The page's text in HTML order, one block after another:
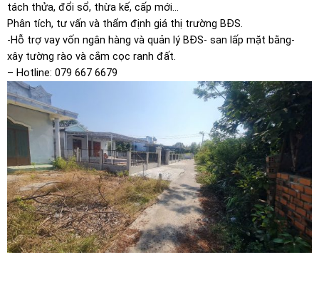
tách thửa, đổi sổ, thừa kế, cấp mới…
Phân tích, tư vấn và thẩm định giá thị trường BĐS.
-Hỗ trợ vay vốn ngân hàng và quản lý BĐS- san lấp mặt bằng-
xây tường rào và cắm cọc ranh đất.
– Hotline: 079 667 6679